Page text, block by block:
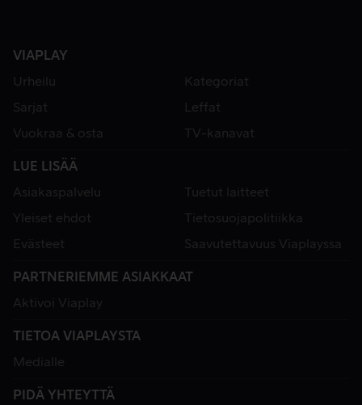
VIAPLAY
Urheilu
Kategoriat
Sarjat
Leffat
Vuokraa & osta
TV-kanavat
LUE LISÄÄ
Asiakaspalvelu
Tuetut laitteet
Yleiset ehdot
Tietosuojapolitiikka
Evästeet
Saavutettavuus Viaplayssa
PARTNERIEMME ASIAKKAAT
Aktivoi Viaplay
TIETOA VIAPLAYSTA
Medialle
PIDÄ YHTEYTTÄ